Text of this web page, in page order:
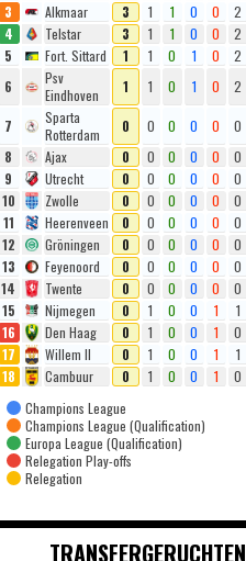
3
Alkmaar 3 1 1 0 0 2
4
Telstar 3 1 1 0 0 2
5
Fort. Sittard 1 1 0 1 0 2
6
Psv
Eindhoven
1 1 0 1 0 2
7
Sparta
Rotterdam
0 0 0 0 0 0
8
Ajax 0 0 0 0 0 0
9
Utrecht 0 0 0 0 0 0
10
Zwolle 0 0 0 0 0 0
11
Heerenveen 0 0 0 0 0 0
12
Gröningen 0 0 0 0 0 0
13
Feyenoord 0 0 0 0 0 0
14
Twente 0 0 0 0 0 0
15
Nijmegen 0 1 0 0 1 1
16
Den Haag 0 1 0 0 1 0
17
Willem II 0 1 0 0 1 1
18
Cambuur 0 1 0 0 1 0
Champions League
Champions League (Qualification)
Europa League (Qualification)
Relegation Play-offs
Relegation
TRANSFERGERUCHTEN